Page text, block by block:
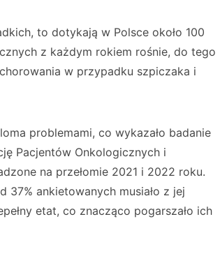
to dotykają w Polsce około 100
z każdym rokiem rośnie, do tego
w przypadku szpiczaka i
problemami, co wykazało badanie
Pacjentów Onkologicznych i
na przełomie 2021 i 2022 roku.
37% an­kietowanych musiało z jej
etat, co znacząco pogarszało ich